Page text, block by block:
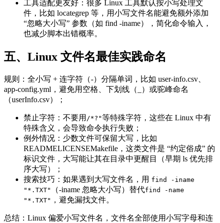
工具适配更友好：很多 Linux 工具默认按小写处理文
件，比如 locategrep 等，用小写文件名能避免额外添加
“忽略大小写” 参数（如 find -iname），简化命令输入，
也减少脚本出错概率。
五、Linux 文件名最佳实践命名
规则：全小写 + 连字符（-）分隔单词，比如 user-info.csv、
app-config.yml，避免用空格、下划线（_）或驼峰命名
（userInfo.csv）；
禁止字符：不要用 /*?"等特殊字符，这些在 Linux 中有
特殊含义，会导致命令执行失败；
例外情况：少数文件可保留大写，比如
READMELICENSEMakefile，这类文件是 “约定俗成” 的
标识文件，大写能让其在目录中更醒目（早期 ls 优先排
序大写）；
搜索技巧：如果遇到大写文件名，用 find -iname
"*.TXT"
（-iname 忽略大小写）替代find -name
"*.TXT" ，避免漏找文件。
总结：Linux 偏爱小写文件名，文件名全部使用小写字母和连